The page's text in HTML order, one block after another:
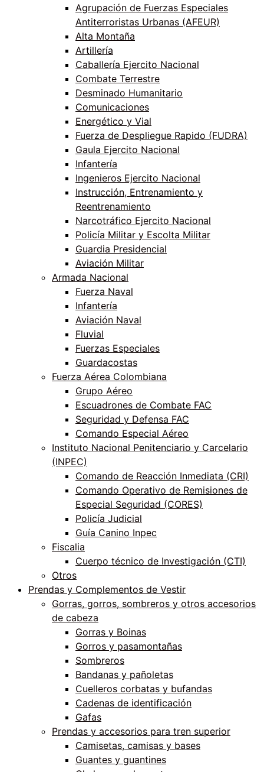
Agrupación de Fuerzas Especiales
Antiterroristas Urbanas (AFEUR)
Alta Montaña
Artillería
Caballería Ejercito Nacional
Combate Terrestre
Desminado Humanitario
Comunicaciones
Energético y Vial
Fuerza de Despliegue Rapido (FUDRA)
Gaula Ejercito Nacional
Infantería
Ingenieros Ejercito Nacional
Instrucción, Entrenamiento y
Reentrenamiento
Narcotráfico Ejercito Nacional
Policía Militar y Escolta Militar
Guardia Presidencial
Aviación Militar
Armada Nacional
Fuerza Naval
Infantería
Aviación Naval
Fluvial
Fuerzas Especiales
Guardacostas
Fuerza Aérea Colombiana
Grupo Aéreo
Escuadrones de Combate FAC
Seguridad y Defensa FAC
Comando Especial Aéreo
Instituto Nacional Penitenciario y Carcelario
(INPEC)
Comando de Reacción Inmediata (CRI)
Comando Operativo de Remisiones de
Especial Seguridad (CORES)
Policía Judicial
Guía Canino Inpec
Fiscalia
Cuerpo técnico de Investigación (CTI)
Otros
Prendas y Complementos de Vestir
Gorras, gorros, sombreros y otros accesorios
de cabeza
Gorras y Boinas
Gorros y pasamontañas
Sombreros
Bandanas y pañoletas
Cuelleros corbatas y bufandas
Cadenas de identificación
Gafas
Prendas y accesorios para tren superior
Camisetas, camisas y bases
Guantes y guantines